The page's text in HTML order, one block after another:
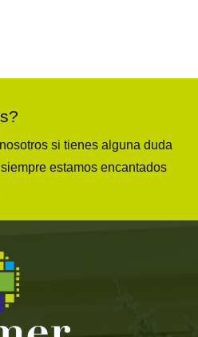
si tienes alguna duda
estamos encantados